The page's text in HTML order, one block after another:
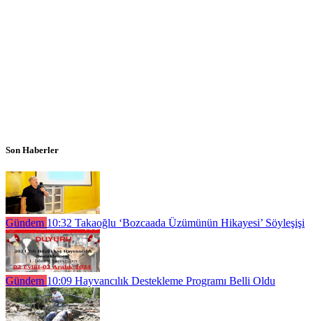
Son Haberler
Gündem 10:32 Takaoğlu ‘Bozcaada Üzümünün Hikayesi’ Söyleşişi
Gündem 10:09 Hayvancılık Destekleme Programı Belli Oldu